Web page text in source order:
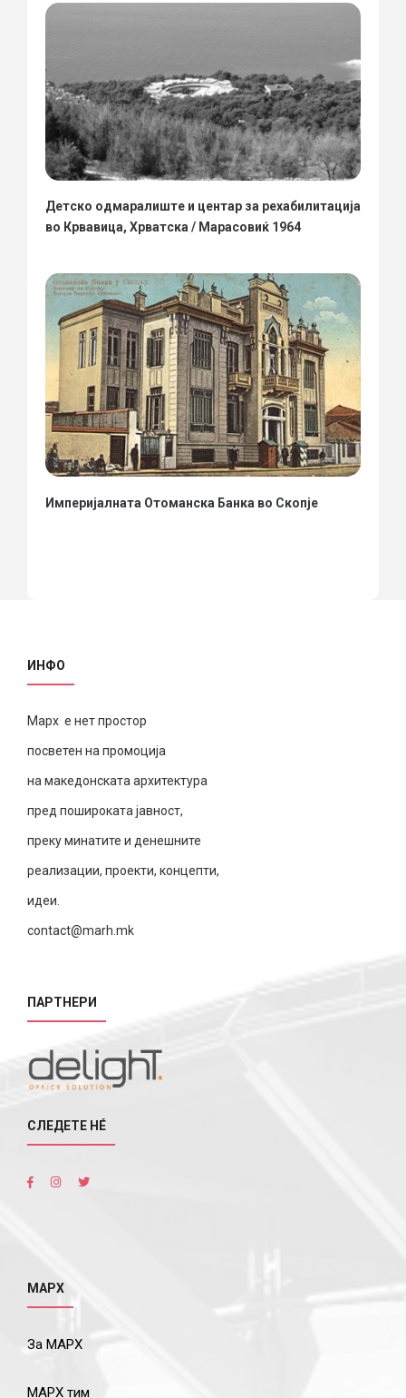
Детско одмаралиште и центар за рехабилитација
во Крвавица, Хрватска / Марасовиќ 1964
Империјалната Отоманска Банка во Скопје
ИНФО
Марх е нет простор
посветен на промоција
на македонската архитектура
пред пошироката јавност,
преку минатите и денешните
реализации, проекти, концепти,
идеи.
contact@marh.mk
ПАРТНЕРИ
СЛЕДЕТЕ НÉ
МАРХ
За МАРХ
МАРХ тим